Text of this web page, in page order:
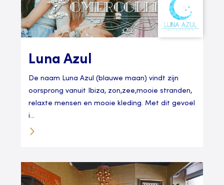
Luna Azul
De naam Luna Azul (blauwe maan) vindt zijn
oorsprong vanuit Ibiza, zon,zee,mooie stranden,
relaxte mensen en mooie kleding. Met dit gevoel
i...